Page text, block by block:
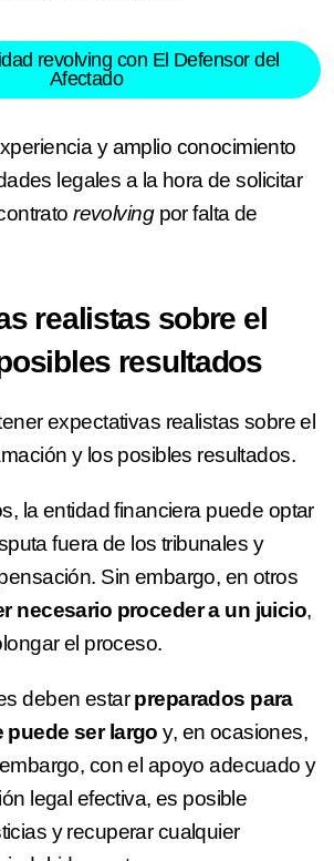
revolving con El Defensor del
Afectado
y amplio conocimiento
legales a la hora de solicitar
revolving por falta de
realistas sobre el
resultados
expectativas realistas sobre el
y los posibles resultados.
la entidad financiera puede optar
fuera de los tribunales y
Sin embargo, en otros
necesario proceder a un juicio,
el proceso.
deben estarpreparados para
puede ser largo y, en ocasiones,
con el apoyo adecuado y
legal efectiva, es posible
y recuperar cualquier